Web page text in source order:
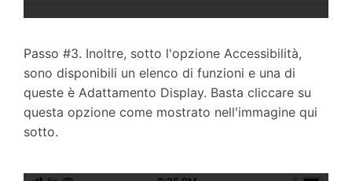
Passo #3. Inoltre, sotto l'opzione Accessibilità,
sono disponibili un elenco di funzioni e una di
queste è Adattamento Display. Basta cliccare su
questa opzione come mostrato nell'immagine qui
sotto.